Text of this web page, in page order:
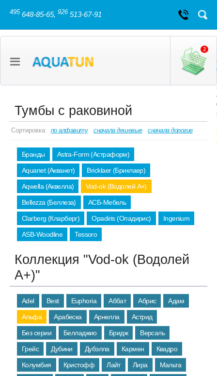
495 648-85-65, 926 513-67-91
2
Тумбы с раковиной
Сортировка: по алфавиту сначала дешевые сначала дорогие
Бранды Astra-Form (Астраформ)
Aquanet (Акванет) Bricklaer (Бриклаер)
Aqwella (Аквелла) Vod-ok (Водолей А+)
Bellezza (Беллеза) АСБ-Мебель
Clarberg (Кларберг) Opadiris (Опадирис) Ingenium
ASB-Woodline Tessoro
Коллекция "Vod-ok (Водолей
А+)"
Adel Best Euphoria Аббат Абрис Адам
Альфа Арабеска Арнелла Астрид
Без серии Белладжио Бридж Версаль
Грейс Дубини Дубэлла Кармен Квадро
Колумбия Кристофф Лайт Лира Мальта